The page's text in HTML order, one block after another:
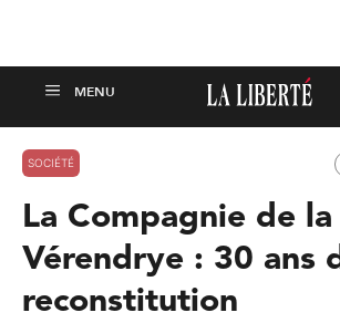
SOCIÉTÉ
La Compagnie de la
Vérendrye : 30 ans
reconstitution